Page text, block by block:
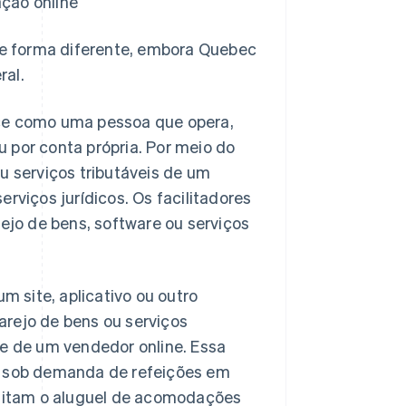
forma diferente, embora Quebec
uma pessoa que opera,
conta própria. Por meio do
serviços tributáveis de um
jurídicos. Os facilitadores
de bens, software ou serviços
site, aplicativo ou outro
de bens ou serviços
um vendedor online. Essa
demanda de refeições em
o aluguel de acomodações